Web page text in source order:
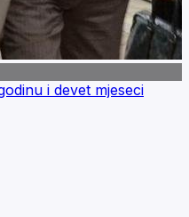
i devet mjeseci